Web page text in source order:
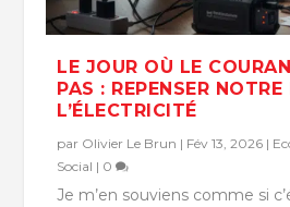
LE JOUR OÙ LE
PAS : REPENSER
L’ÉLECTRICITÉ
par Olivier Le Brun | Fév 13, 2026 |
Social | 0
Je m’en souviens comme si